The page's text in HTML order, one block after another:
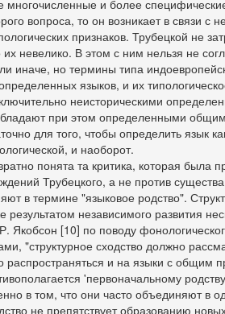
и более
вопроса, то он возникает в связи
признаков. Трубецкой не
невелико. В этом с ним нельзя не
иначе, но термины типа
языков, и их
неисторическими
при этом определенными
для того, чтобы определить язык
и наоборот.
понята та критика, которая
Трубецкого, а не против
в термине "языковое родство".
результатом независимого развития
Якобсон [10] по поводу
"структурное сходство должно
распространяться и на языки с
'первоначальному
в том, что они часто объединяют в
не препятствует образованию